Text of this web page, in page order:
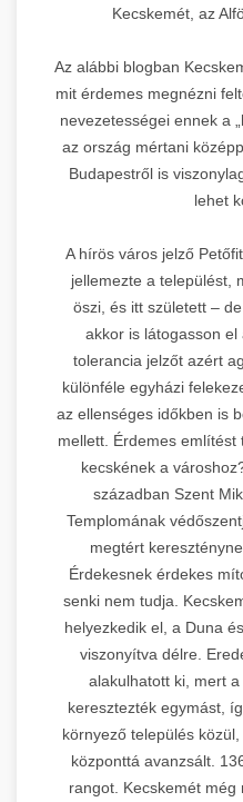
Kecskemét, az
Az alábbi blogban
mit érdemes megnézni
nevezetességei ennek a
az ország mértani
Budapestről is
lehet
A hírös város jelző
jellemezte a települést,
öszi, és itt született –
akkor is látogasson
tolerancia jelzőt azért
különféle egyházi
az ellenséges időkben is
mellett. Érdemes
kecskének a
században Szent
Templomának
megtért
Érdekesnek érdekes
senki nem tudja.
helyezkedik el, a Duna
viszonyítva délre.
alakulhatott ki, mert
keresztezték egymást,
környező település
központtá avanzsált.
rangot. Kecskemét még